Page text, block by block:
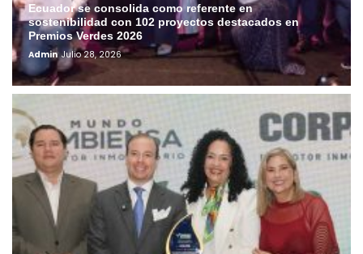
Ecuador se consolida como referente en
sostenibilidad con 102 proyectos destacados en
Premios Verdes 2026
Admin Julio 28, 2026